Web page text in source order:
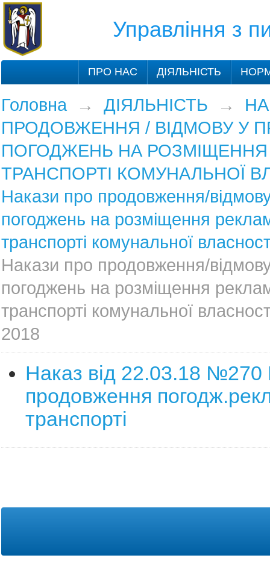
Управління з
ПРО НАС ДІЯЛЬНІСТЬ
Головна→ ДІЯЛЬНІСТЬ →
ПРОДОВЖЕННЯ / ВІДМОВУ У
ПОГОДЖЕНЬ НА
ТРАНСПОРТІ КОМУНАЛЬНОЇ
Накази про продовження/
погоджень на розміщення
транспорті комунальної
Накази про продовження/
погоджень на розміщення
транспорті комунальної
2018
Наказ від 22.03.18 №270
продовження
транспорті